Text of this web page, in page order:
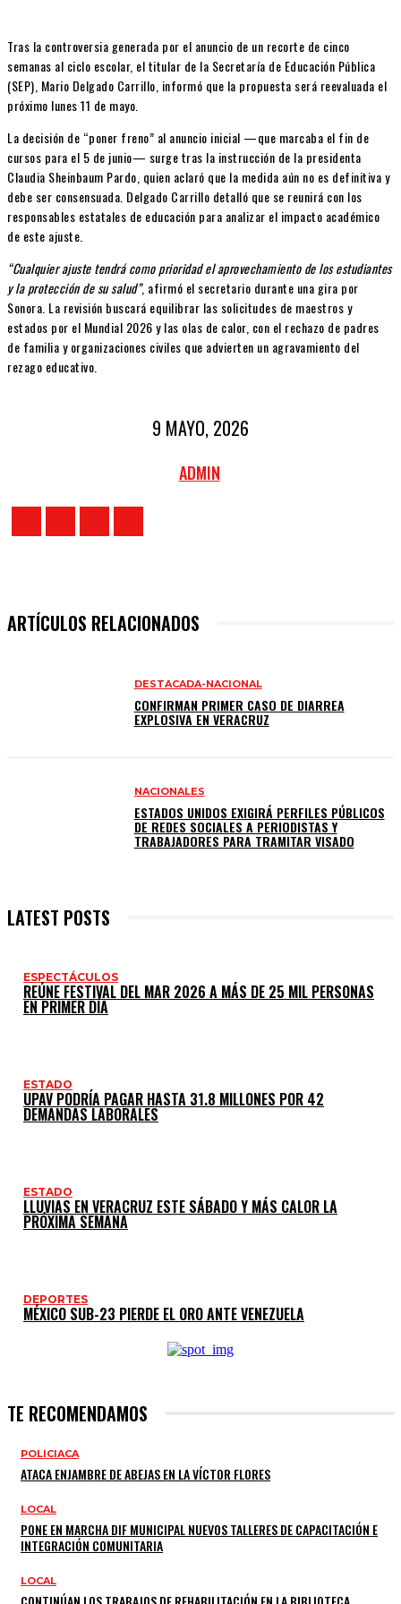
Tras la controversia generada por el anuncio de un recorte de cinco
semanas al ciclo escolar, el titular de la Secretaría de Educación Pública
(SEP), Mario Delgado Carrillo, informó que la propuesta será reevaluada el
próximo lunes 11 de mayo.
La decisión de “poner freno” al anuncio inicial —que marcaba el fin de
cursos para el 5 de junio— surge tras la instrucción de la presidenta
Claudia Sheinbaum Pardo, quien aclaró que la medida aún no es definitiva y
debe ser consensuada. Delgado Carrillo detalló que se reunirá con los
responsables estatales de educación para analizar el impacto académico
de este ajuste.
“Cualquier ajuste tendrá como prioridad el aprovechamiento de los estudiantes
y la protección de su salud”, afirmó el secretario durante una gira por
Sonora. La revisión buscará equilibrar las solicitudes de maestros y
estados por el Mundial 2026 y las olas de calor, con el rechazo de padres
de familia y organizaciones civiles que advierten un agravamiento del
rezago educativo.
9 MAYO, 2026
ADMIN
ARTÍCULOS RELACIONADOS
DESTACADA-NACIONAL
CONFIRMAN PRIMER CASO DE DIARREA
EXPLOSIVA EN VERACRUZ
NACIONALES
ESTADOS UNIDOS EXIGIRÁ PERFILES PÚBLICOS
DE REDES SOCIALES A PERIODISTAS Y
TRABAJADORES PARA TRAMITAR VISADO
LATEST POSTS
ESPECTÁCULOS
REÚNE FESTIVAL DEL MAR 2026 A MÁS DE 25 MIL PERSONAS
EN PRIMER DÍA
ESTADO
UPAV PODRÍA PAGAR HASTA 31.8 MILLONES POR 42
DEMANDAS LABORALES
ESTADO
LLUVIAS EN VERACRUZ ESTE SÁBADO Y MÁS CALOR LA
PRÓXIMA SEMANA
DEPORTES
MÉXICO SUB-23 PIERDE EL ORO ANTE VENEZUELA
TE RECOMENDAMOS
POLICIACA
ATACA ENJAMBRE DE ABEJAS EN LA VÍCTOR FLORES
LOCAL
PONE EN MARCHA DIF MUNICIPAL NUEVOS TALLERES DE CAPACITACIÓN E
INTEGRACIÓN COMUNITARIA
LOCAL